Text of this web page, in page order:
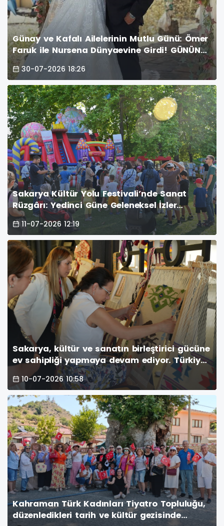
Günay ve Kafalı Ailelerinin Mutlu Günü: Ömer
Faruk ile Nursena Dünyaevine Girdi! GÜNÜN
ÖNE ÇIKAN FOTOĞRAF KARELERİ
30-07-2026 18:26
Sakarya Kültür Yolu Festivali’nde Sanat
Rüzgârı: Yedinci Güne Geleneksel İzler
Damga Vurdu
11-07-2026 12:19
Sakarya, kültür ve sanatın birleştirici gücüne
ev sahipliği yapmaya devam ediyor. Türkiye
Kültür Yolu Festivali kapsamında düzenlenen
etkinlikler, altıncı gününde de şehri renkli bir
atmosfere büründürdü.
10-07-2026 10:58
Kahraman Türk Kadınları Tiyatro Topluluğu,
düzenledikleri tarih ve kültür gezisinde